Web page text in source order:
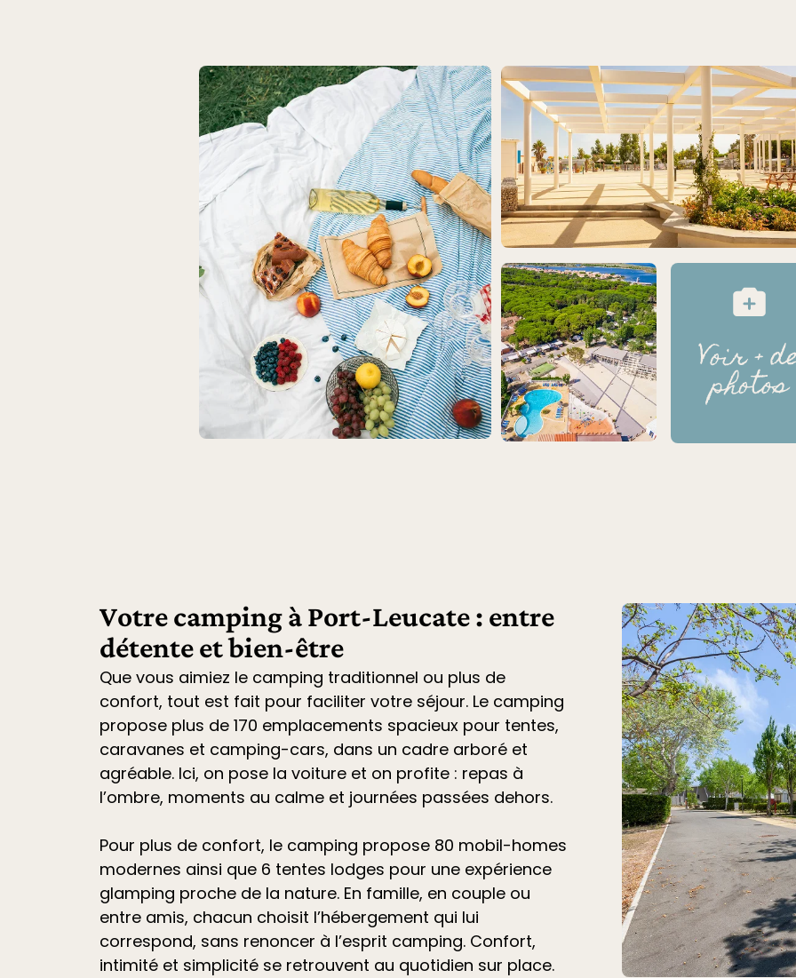
Voir +
photos
Votre camping à Port-Leucate : entre
détente et bien-être
Que vous aimiez le camping traditionnel ou plus de
confort, tout est fait pour faciliter votre séjour. Le camping
propose plus de 170 emplacements spacieux pour tentes,
caravanes et camping-cars, dans un cadre arboré et
agréable. Ici, on pose la voiture et on profite : repas à
l’ombre, moments au calme et journées passées dehors.
Pour plus de confort, le camping propose 80 mobil-homes
modernes ainsi que 6 tentes lodges pour une expérience
glamping proche de la nature. En famille, en couple ou
entre amis, chacun choisit l’hébergement qui lui
correspond, sans renoncer à l’esprit camping. Confort,
intimité et simplicité se retrouvent au quotidien sur place.